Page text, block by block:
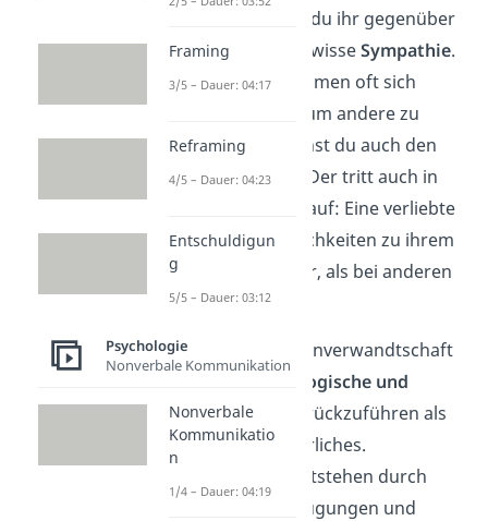
ähnlich, empfindest du ihr gegenüber
automatisch eine
gewisseSympathie.
Denn Menschen nehmen oft sich
selbst als Maßstab, um andere zu
beurteilen. Das nennst du auch den
Ähnlichkeitsfehler
. Der tritt auch in
Liebesbeziehungen auf: Eineverliebte
Person nimmt Ähnlichkeiten zu ihrem
Partner stärker wahr, als bei anderen
Personen.
Gut zu wissen:
Seelenverwandtschaft
psychologische und
soziale Faktoren
zurückzuführen als
auf etwas Übernatürliches.
Seelenverwandte entstehen durch
persönliche Überzeugungen und
Framing
3/5 – Dauer: 04:17
Reframing
4/5 – Dauer: 04:23
Entschuldigun
g
5/5 – Dauer: 03:12
Psychologie
Nonverbale Kommunikation
Nonverbale
Kommunikatio
n
1/4 – Dauer: 04:19